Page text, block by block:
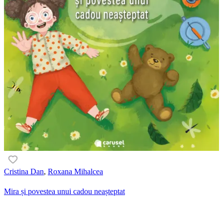
Cristina Dan, Roxana Mihalcea
Mira și povestea unui cadou neașteptat